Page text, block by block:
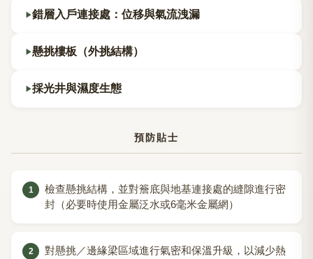
錯層入戶連接處：位移與氣流洩漏
懸挑樓板（外挑結構）
採光井與濕度生態
預防貼士
檢查懸挑結構，並對簷底與地基連接處的縫隙進行密
封（必要時使用金屬泛水或6毫米金屬網）
對懸挑／邊緣梁區域進行氣密和保溫升級，以減少熱